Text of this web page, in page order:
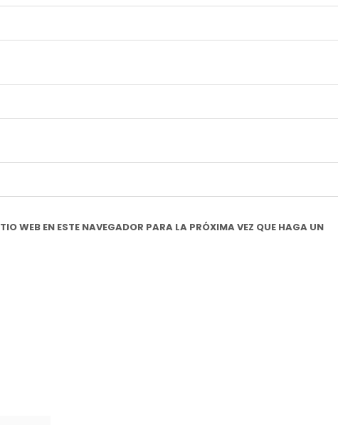
WEB EN ESTE NAVEGADOR PARA LA PRÓXIMA VEZ QUE HAGA UN